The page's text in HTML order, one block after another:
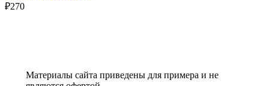
₽270
Материалы сайта приведены для примера и не